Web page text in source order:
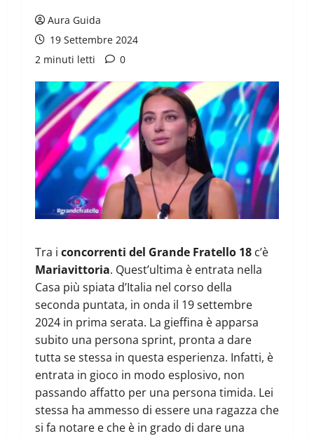
Aura Guida
19 Settembre 2024
2 minuti letti
0
Tra i concorrenti del Grande Fratello 18 c’è
Mariavittoria. Quest’ultima è entrata nella
Casa più spiata d’Italia nel corso della
seconda puntata, in onda il 19 settembre
2024 in prima serata. La gieffina è apparsa
subito una persona sprint, pronta a dare
tutta se stessa in questa esperienza. Infatti, è
entrata in gioco in modo esplosivo, non
passando affatto per una persona timida. Lei
stessa ha ammesso di essere una ragazza che
si fa notare e che è in grado di dare una